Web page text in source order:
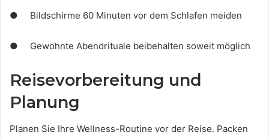
● Bildschirme 60 Minuten vor dem Schlafen meiden
● Gewohnte Abendrituale beibehalten soweit möglich
Reisevorbereitung und
Planung
Planen Sie Ihre Wellness-Routine vor der Reise. Packen